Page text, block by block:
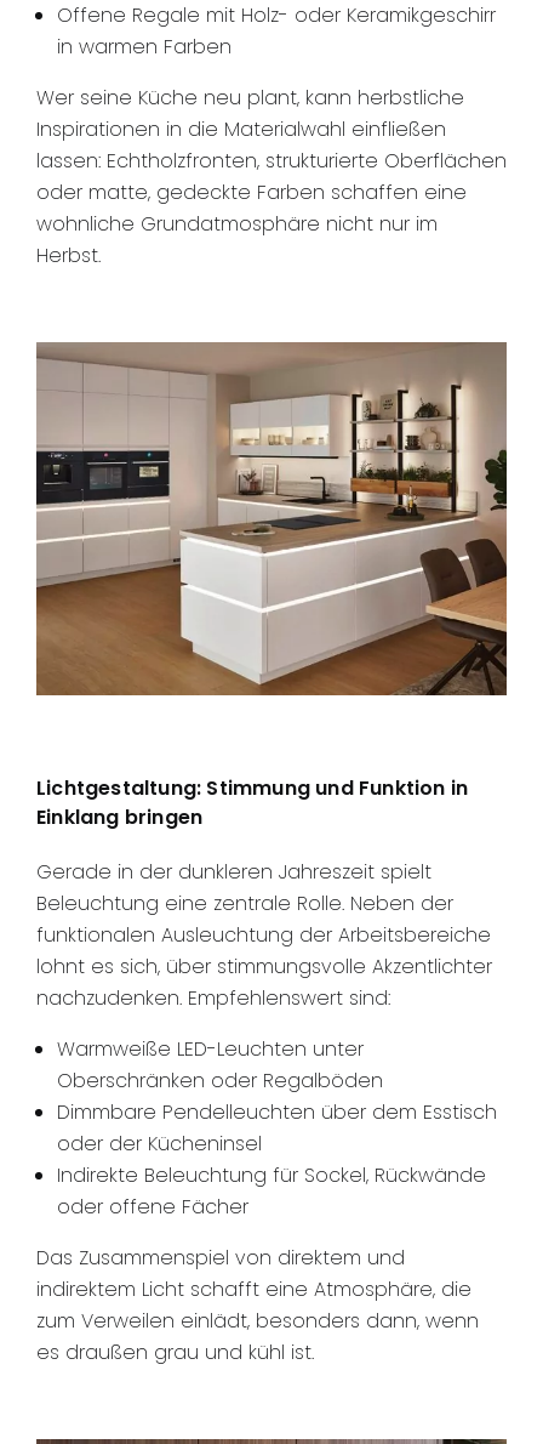
Offene Regale mit Holz- oder Keramikgeschirr
in warmen Farben
Wer seine Küche neu plant, kann herbstliche
Inspirationen in die Materialwahl einfließen
lassen: Echtholzfronten, strukturierte Oberflächen
oder matte, gedeckte Farben schaffen eine
wohnliche Grundatmosphäre nicht nur im
Herbst.
Lichtgestaltung: Stimmung und Funktion in
Einklang bringen
Gerade in der dunkleren Jahreszeit spielt
Beleuchtung eine zentrale Rolle. Neben der
funktionalen Ausleuchtung der Arbeitsbereiche
lohnt es sich, über stimmungsvolle Akzentlichter
nachzudenken. Empfehlenswert sind:
Warmweiße LED-Leuchten unter
Oberschränken oder Regalböden
Dimmbare Pendelleuchten über dem Esstisch
oder der Kücheninsel
Indirekte Beleuchtung für Sockel, Rückwände
oder offene Fächer
Das Zusammenspiel von direktem und
indirektem Licht schafft eine Atmosphäre, die
zum Verweilen einlädt, besonders dann, wenn
es draußen grau und kühl ist.